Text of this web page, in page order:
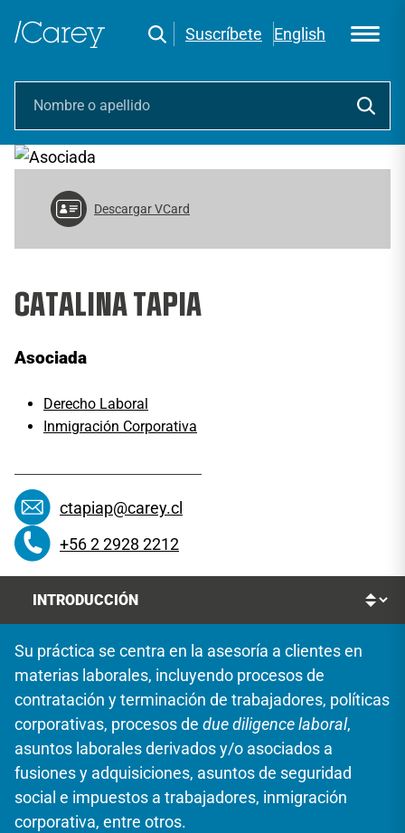
Suscríbete English
Descargar VCard
CATALINA TAPIA
Asociada
Derecho Laboral
Inmigración Corporativa
ctapiap@carey.cl
+56 2 2928 2212
Su práctica se centra en la asesoría a clientes en
materias laborales, incluyendo procesos de
contratación y terminación de trabajadores, políticas
corporativas, procesos de due diligence laboral,
asuntos laborales derivados y/o asociados a
fusiones y adquisiciones, asuntos de seguridad
social e impuestos a trabajadores, inmigración
corporativa, entre otros.